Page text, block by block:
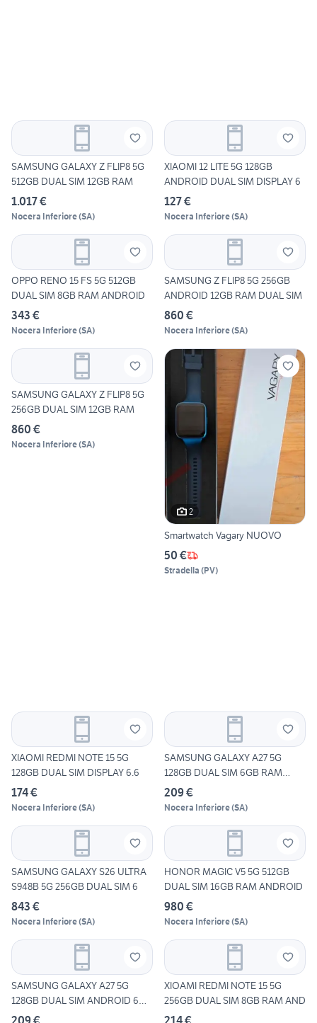
SAMSUNG GALAXY Z FLIP8 5G
512GB DUAL SIM 12GB RAM
1.017 €
Nocera Inferiore(SA)
XIAOMI 12 LITE 5G 128GB
ANDROID DUAL SIM DISPLAY 6
127 €
Nocera Inferiore(SA)
OPPO RENO 15 FS 5G 512GB
DUAL SIM 8GB RAM ANDROID
343 €
Nocera Inferiore(SA)
SAMSUNG Z FLIP8 5G 256GB
ANDROID 12GB RAM DUAL SIM
860 €
Nocera Inferiore(SA)
SAMSUNG GALAXY Z FLIP8 5G
256GB DUAL SIM 12GB RAM
860 €
Nocera Inferiore(SA)
2
Smartwatch Vagary NUOVO
50 €
Stradella (PV)
XIAOMI REDMI NOTE 15 5G
128GB DUAL SIM DISPLAY 6.6
174 €
Nocera Inferiore(SA)
SAMSUNG GALAXY A27 5G
128GB DUAL SIM 6GB RAM
ANDRO
209 €
Nocera Inferiore(SA)
SAMSUNG GALAXY S26 ULTRA
S948B 5G 256GB DUAL SIM 6
843 €
Nocera Inferiore(SA)
HONOR MAGIC V5 5G 512GB
DUAL SIM 16GB RAM ANDROID
980 €
Nocera Inferiore(SA)
SAMSUNG GALAXY A27 5G
128GB DUAL SIM ANDROID 6GB
R
XIOAMI REDMI NOTE 15 5G
256GB DUAL SIM 8GB RAM AND